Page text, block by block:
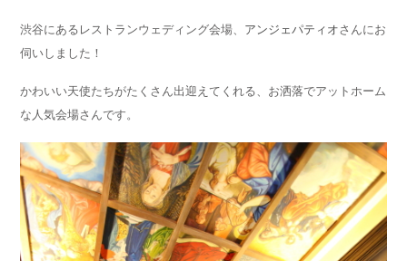
渋谷にあるレストランウェディング会場、 アンジェパティオさんにお
伺いしました！
かわいい天使たちがたくさん出迎えてくれる、お洒落でアットホーム
な人気会場さんです。